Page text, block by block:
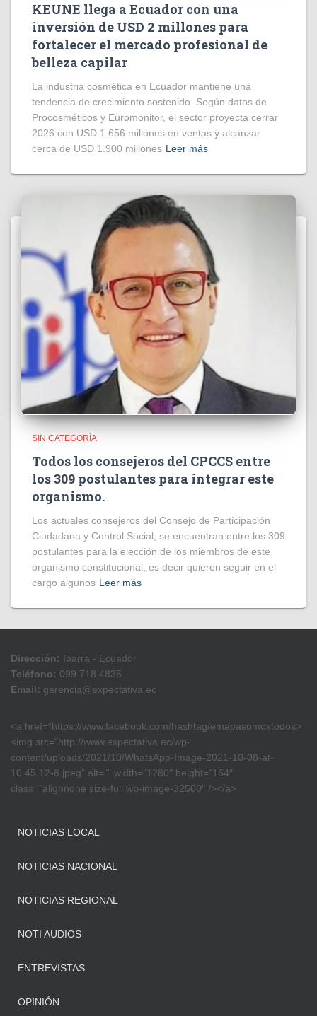
KEUNE llega a Ecuador con una
inversión de USD 2 millones para
fortalecer el mercado profesional de
belleza capilar
La industria cosmética en Ecuador mantiene una
tendencia de crecimiento sostenido. Según datos de
Procosméticos y Euromonitor, el sector proyecta cerrar
2026 con USD 1.656 millones en ventas y alcanzar
cerca de USD 1.900 millones Leer más
SIN CATEGORÍA
Todos los consejeros del CPCCS entre
los 309 postulantes para integrar este
organismo.
Los actuales consejeros del Consejo de Participación
Ciudadana y Control Social, se encuentran entre los 309
postulantes para la elección de los miembros de este
organismo constitucional, es decir quieren seguir en el
cargo algunos Leer más
Dirección: Ibarra - Ecuador
Teléfono: 099 718 4835
Email: gerencia@expectativa.ec
<a href=”https://www.facebook.com/hashtag/emapasomostodos>
<img src=”http://www.expectativa.ec/wp-
content/uploads/2021/10/WhatsApp-Image-2021-10-08-at-
10.45.12-8.jpeg” alt=”” width=”1280″ height=”164″
class=”alignnone size-full wp-image-32500″ /></a>
NOTICIAS LOCAL
NOTICIAS NACIONAL
NOTICIAS REGIONAL
NOTI AUDIOS
ENTREVISTAS
OPINIÓN